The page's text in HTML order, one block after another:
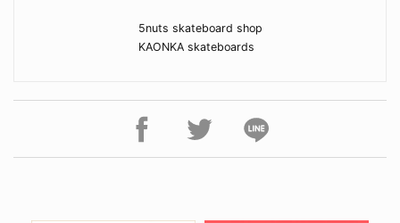
5nuts skateboard shop
KAONKA skateboards